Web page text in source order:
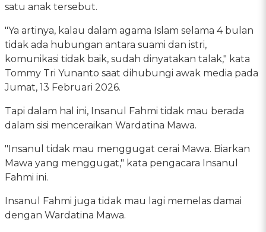
satu anak tersebut.
"Ya artinya, kalau dalam agama Islam selama 4 bulan
tidak ada hubungan antara suami dan istri,
komunikasi tidak baik, sudah dinyatakan talak," kata
Tommy Tri Yunanto saat dihubungi awak media pada
Jumat, 13 Februari 2026.
Tapi dalam hal ini, Insanul Fahmi tidak mau berada
dalam sisi menceraikan Wardatina Mawa.
"Insanul tidak mau menggugat cerai Mawa. Biarkan
Mawa yang menggugat," kata pengacara Insanul
Fahmi ini.
Insanul Fahmi juga tidak mau lagi memelas damai
dengan Wardatina Mawa.